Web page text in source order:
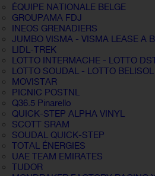
ÉQUIPE NATIONALE BELGE
GROUPAMA FDJ
INEOS GRENADIERS
JUMBO VISMA - VISMA LEASE A
LIDL-TREK
LOTTO INTERMACHE - LOTTO
LOTTO SOUDAL - LOTTO BELISOL
MOVISTAR
PICNIC POSTNL
Q36.5 Pinarello
QUICK-STEP ALPHA VINYL
SCOTT SRAM
SOUDAL QUICK-STEP
TOTAL ÉNERGIES
UAE TEAM EMIRATES
TUDOR